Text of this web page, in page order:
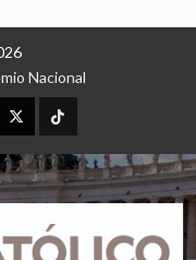
Nacional
X TikTok